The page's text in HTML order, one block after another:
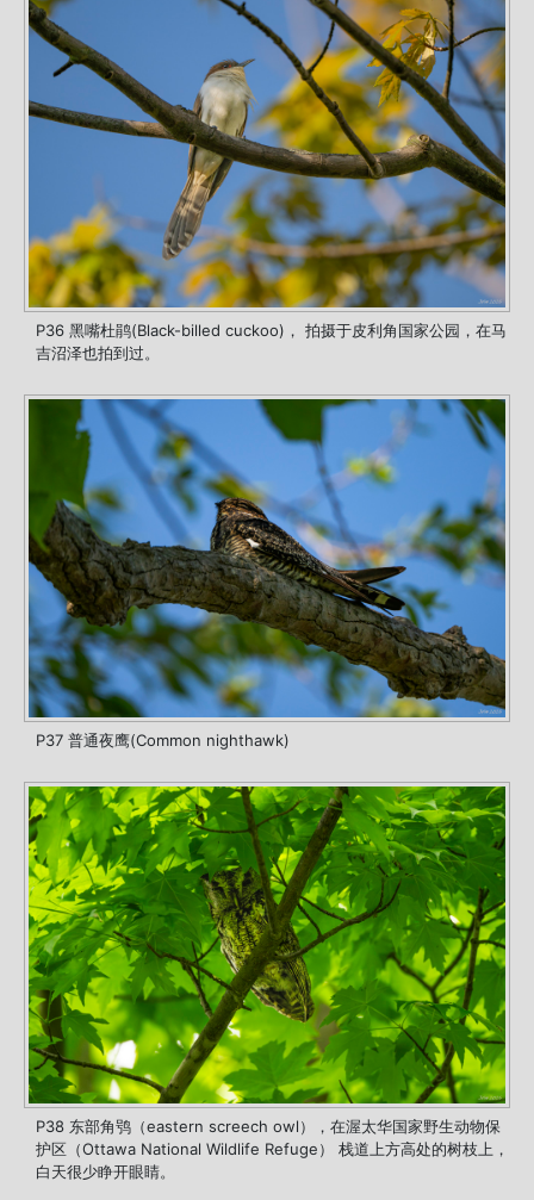
P36 黑嘴杜鹃(Black-billed cuckoo)， 拍摄于皮利角国家公园，在马
吉沼泽也拍到过。
P37 普通夜鹰(Common nighthawk)
P38 东部角鸮（eastern screech owl），在渥太华国家野生动物保
护区（Ottawa National Wildlife Refuge） 栈道上方高处的树枝上，
白天很少睁开眼睛。